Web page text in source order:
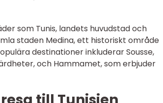
som Tunis, landets huvudstad och
staden Medina, ett historiskt område
destinationer inkluderar Sousse,
och Hammamet, som erbjuder